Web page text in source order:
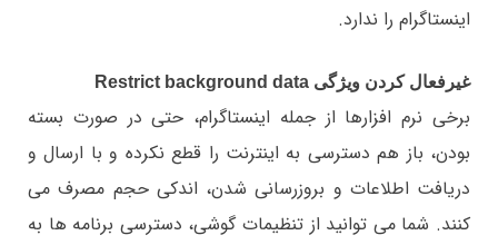
اینستاگرام را ندارد.
غیرفعال کردن ویژگی Restrict background data
برخی نرم افزارها از جمله اینستاگرام، حتی در صورت بسته
بودن، باز هم دسترسی به اینترنت را قطع نکرده و با ارسال و
دریافت اطلاعات و بروزرسانی شدن، اندکی حجم مصرف می
کنند. شما می توانید از تنظیمات گوشی، دسترسی برنامه ها به